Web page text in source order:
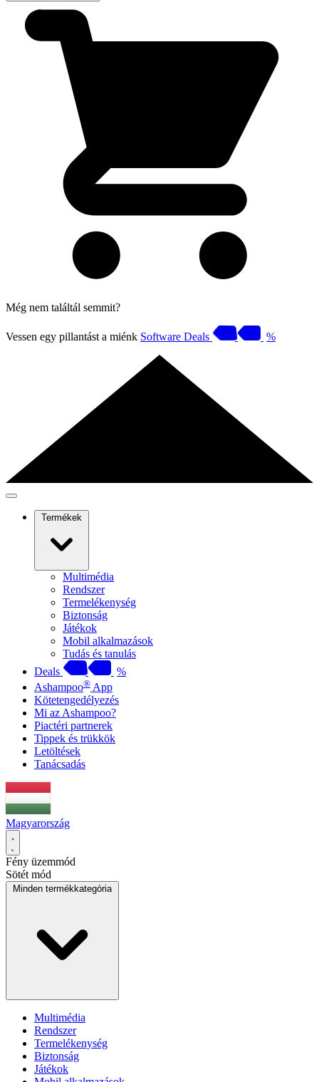
Még nem találtál semmit?
Vessen egy pillantást a miénk Software Deals %
Termékek
Multimédia
Rendszer
Termelékenység
Biztonság
Játékok
Mobil alkalmazások
Tudás és tanulás
Deals
%
Ashampoo® App
Kötetengedélyezés
Mi az Ashampoo?
Piactéri partnerek
Tippek és trükkök
Letöltések
Tanácsadás
Magyarország
Fény üzemmód
Sötét mód
Minden termékkategória
Multimédia
Rendszer
Termelékenység
Biztonság
Játékok